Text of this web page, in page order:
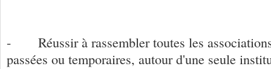
- Réussir à rassembler toutes les
passées ou temporaires, autour d'une seule